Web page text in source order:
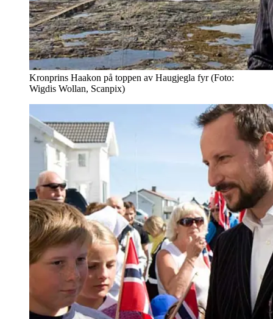
Kronprins Haakon på toppen av Haugjegla fyr (Foto:
Wigdis Wollan, Scanpix)